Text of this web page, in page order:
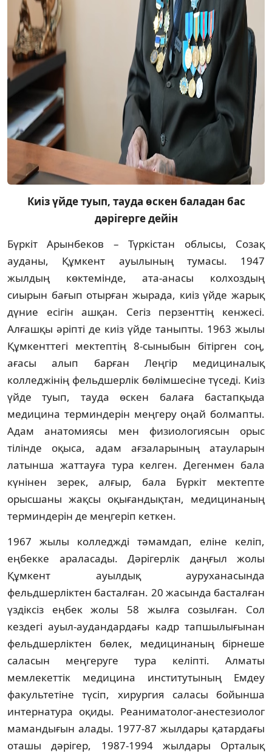
Киіз үйде туып, тауда өскен баладан бас
дәрігерге дейін
Бүркіт Арынбеков – Түркістан облысы, Созақ
ауданы, Құмкент ауылының тумасы. 1947
жылдың көктемінде, ата-анасы колхоздың
сиырын бағып отырған жырада, киіз үйде жарық
дүние есігін ашқан. Сегіз перзенттің кенжесі.
Алғашқы әріпті де киіз үйде таныпты. 1963 жылы
Құмкенттегі мектептің 8-сыныбын бітірген соң,
ағасы алып барған Леңгір медициналық
колледжінің фельдшерлік бөлімшесіне түседі. Киіз
үйде туып, тауда өскен балаға бастапқыда
медицина терминдерін меңгеру оңай болмапты.
Адам анатомиясы мен физиологиясын орыс
тілінде оқыса, адам ағзаларының атауларын
латынша жаттауға тура келген. Дегенмен бала
күнінен зерек, алғыр, бала Бүркіт мектепте
орысшаны жақсы оқығандықтан, медицинаның
терминдерін де меңгеріп кеткен.
1967 жылы колледжді тәмамдап, еліне келіп,
еңбекке араласады. Дәрігерлік даңғыл жолы
Құмкент ауылдық ауруханасында
фельдшерліктен басталған. 20 жасында басталған
үздіксіз еңбек жолы 58 жылға созылған. Сол
кездегі ауыл-аудандардағы кадр тапшылығынан
фельдшерліктен бөлек, медицинаның бірнеше
саласын меңгеруге тура келіпті. Алматы
мемлекеттік медицина институтының Емдеу
факультетіне түсіп, хирургия саласы бойынша
интернатура оқиды. Реаниматолог-анестезиолог
мамандығын алады. 1977-87 жылдары қатардағы
оташы дәрігер, 1987-1994 жылдары Орталық